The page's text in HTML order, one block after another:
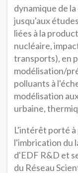
dynamique de
jusqu'aux
liées à la
nucléaire,
transports), en
modélisation/
polluants à
modélisation
urbaine,
L'intérêt porté à
l'imbrication du
d'EDF R&D et
du Réseau